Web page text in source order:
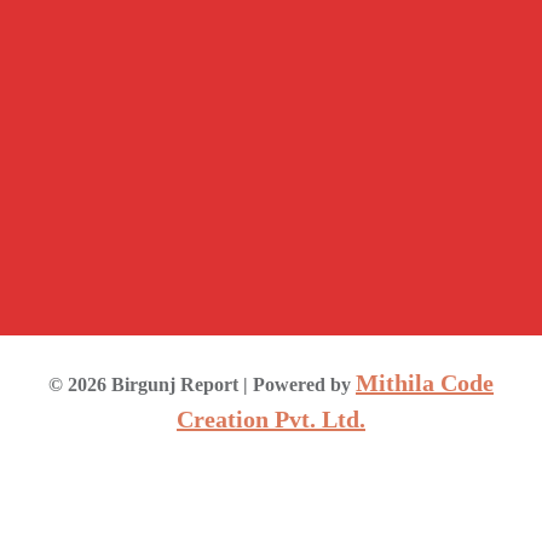
© 2026 Birgunj Report | Powered by Mithila Code
Creation Pvt. Ltd.